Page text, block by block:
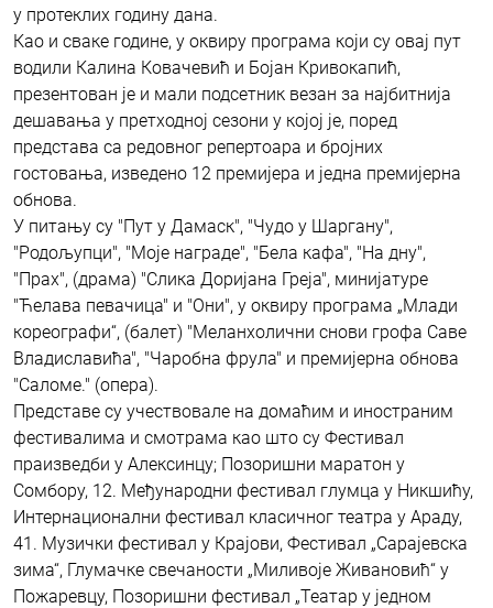
у протеклих годину дана.
Као и сваке године, у оквиру програма који су овај пут
водили Калина Ковачевић и Бојан Кривокапић,
презентован је и мали подсетник везан за најбитнија
дешавања у претходној сезони у којој је, поред
представа са редовног репертоара и бројних
гостовања, изведено 12 премијера и једна премијерна
обнова.
У питању су "Пут у Дамаск", "Чудо у Шаргану",
"Родољупци", "Моје награде", "Бела кафа", "На дну",
"Прах", (драма) "Слика Доријана Греја", минијатуре
"Ћелава певачица" и "Они", у оквиру програма „Млади
кореографи“, (балет) "Меланхолични снови грофа Саве
Владиславића", "Чаробна фрула" и премијерна обнова
"Саломе." (опера).
Представе су учествовале на домаћим и иностраним
фестивалима и смотрама као што су Фестивал
праизведби у Алексинцу; Позоришни маратон у
Сомбору, 12. Међународни фестивал глумца у Никшићу,
Интернационални фестивал класичног театра у Араду,
41. Музички фестивал у Крајови, Фестивал „Сарајевска
зима“, Глумачке свечаности „Миливоје Живановић“ у
Пожаревцу, Позоришни фестивал „Театар у једном